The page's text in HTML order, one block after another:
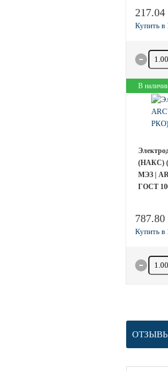
217.04
В
(НАКС)
МЭЗ |
ГОСТ
787.80